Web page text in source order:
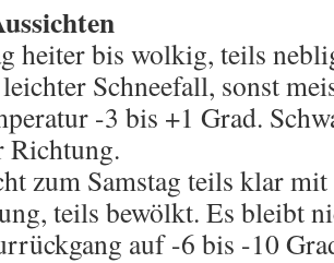
heiter bis wolkig, teils
Schneefall, sonst
-3 bis +1 Grad.
Richtung.
zum Samstag teils klar
teils bewölkt. Es bleibt
auf -6 bis -10